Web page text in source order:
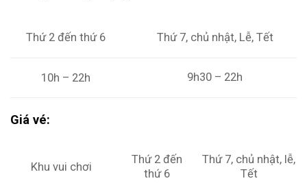
Thứ 2 đến thứ 6 Thứ 7, chủ nhật, Lễ, Tết
10h – 22h 9h30 – 22h
Giá vé:
Khu vui chơi
Thứ 2 đến
thứ 6
Thứ 7, chủ nhật, lễ,
Tết